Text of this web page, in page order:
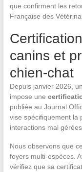
que confirment les
Française des
canins et
chien-chat
Depuis janvier 2026,
impose une
publiée au Journal
vise spécifiquement la
interactions mal
Nous observons que
foyers multi-espèces.
vérifiez que sa